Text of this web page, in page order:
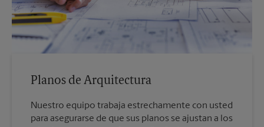
Planos de Arquitectura
Nuestro equipo trabaja estrechamente con usted
para asegurarse de que sus planos se ajustan a los